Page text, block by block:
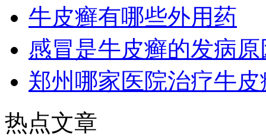
牛皮癣有哪些外用药
感冒是牛皮癣的发病原
郑州哪家医院治疗牛
热点文章